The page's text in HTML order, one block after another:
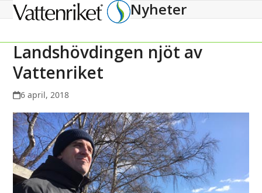
Open
menu
Close
menu
Nyheter
Landshövdingen njöt av
Vattenriket
6 april, 2018